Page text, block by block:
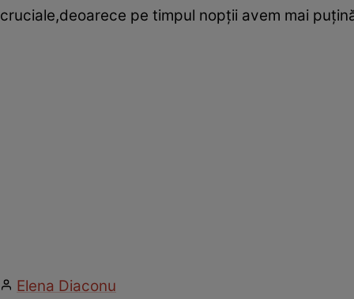
cruciale,deoarece pe timpul nopţii avem mai
Elena Diaconu